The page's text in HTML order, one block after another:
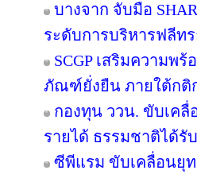
บางจาก จับมือ
ระดับการบริหารฟลีท
SCGP เสริมความพ
ภัณฑ์ยั่งยืน ภายใต้กติ
กองทุน ววน. ขับเคลื่
รายได้ ธรรมชาติได้รั
ซีพีแรม ขับเคลื่อนยุท